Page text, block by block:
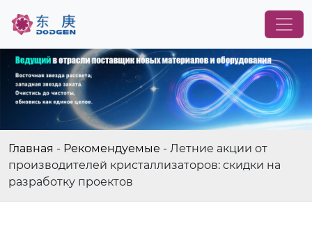
Главная - Рекомендуемые - Летние акции от
производителей кристаллизаторов: скидки на
разработку проектов